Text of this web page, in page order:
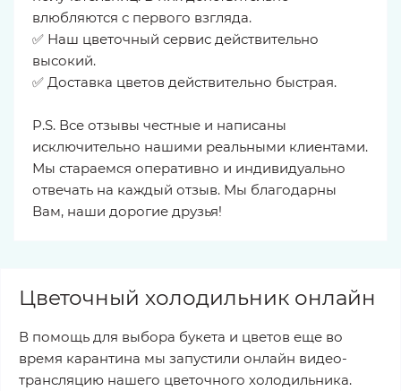
влюбляются с первого взгляда.
✅ Наш цветочный сервис действительно
высокий.
✅ Доставка цветов действительно быстрая.
P.S. Все отзывы честные и написаны
исключительно нашими реальными клиентами.
Мы стараемся оперативно и индивидуально
отвечать на каждый отзыв. Мы благодарны
Вам, наши дорогие друзья!
Цветочный холодильник онлайн
В помощь для выбора букета и цветов еще во
время карантина мы запустили онлайн видео-
трансляцию нашего цветочного холодильника.